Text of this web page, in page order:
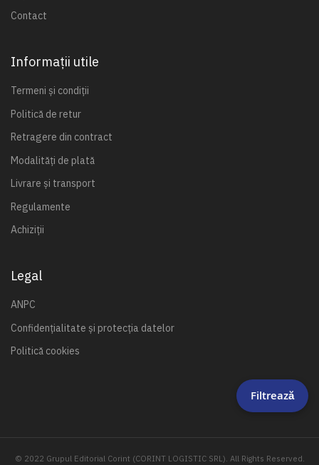
Contact
Informații utile
Termeni și condiții
Politică de retur
Retragere din contract
Modalități de plată
Livrare și transport
Regulamente
Achiziții
Legal
ANPC
Confidențialitate și protecția datelor
Politică cookies
© 2022 Grupul Editorial Corint (CORINT LOGISTIC SRL). All Rights Reserved.
Filtrează